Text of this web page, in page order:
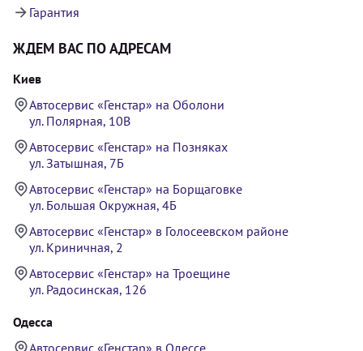
Гарантия
ЖДЕМ ВАС ПО АДРЕСАМ
Киев
Автосервис «Генстар» на Оболони
ул. Полярная, 10В
Автосервис «Генстар» на Позняках
ул. Затышная, 7Б
Автосервис «Генстар» на Борщаговке
ул. Большая Окружная, 4Б
Автосервис «Генстар» в Голосеевском районе
ул. Криничная, 2
Автосервис «Генстар» на Троещине
ул. Радосинская, 126
Одесса
Автосервис «Генстар» в Одессе